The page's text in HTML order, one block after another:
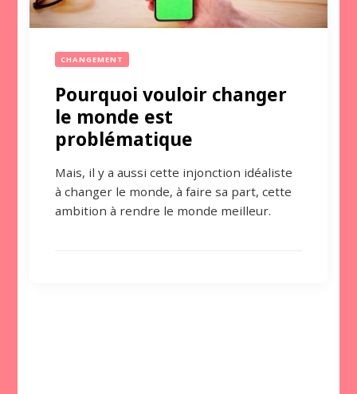
CHANGEMENT
Pourquoi vouloir changer
le monde est
problématique
Mais, il y a aussi cette injonction idéaliste
à changer le monde, à faire sa part, cette
ambition à rendre le monde meilleur.